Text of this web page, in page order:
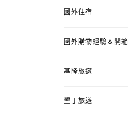
國外住宿
國外購物經驗＆開箱
基隆旅遊
墾丁旅遊